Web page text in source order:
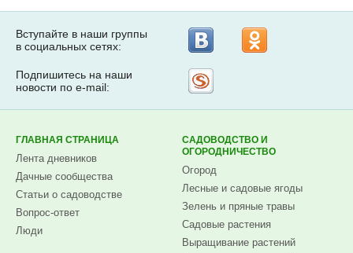
Вступайте в наши группы
в социальных сетях:
Подпишитесь на наши
новости по e-mail:
ГЛАВНАЯ СТРАНИЦА
Лента дневников
Дачные сообщества
Статьи о садоводстве
Вопрос-ответ
Люди
САДОВОДСТВО И
ОГОРОДНИЧЕСТВО
Огород
Лесные и садовые ягоды
Зелень и пряные травы
Садовые растения
Выращивание растений